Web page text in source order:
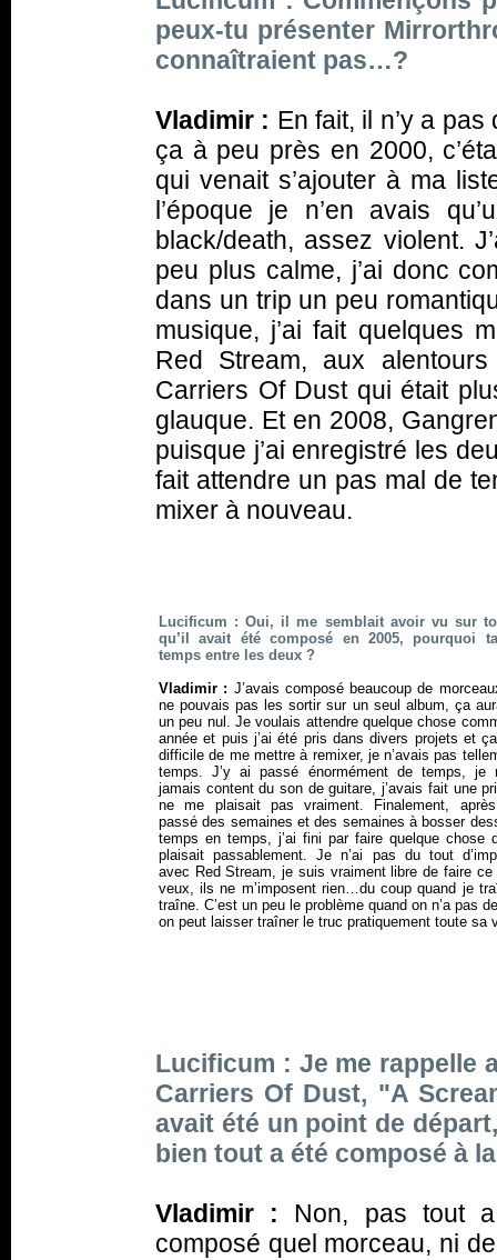
peux-tu présenter
connaîtraient pas…?
Vladimir : En fait, il n’y a
ça à peu près en 2000,
qui venait s’ajouter à ma
l’époque je n’en avais
black/death, assez violent.
peu plus calme, j’ai donc
dans un trip un peu
musique, j’ai fait quelques
Red Stream, aux
Carriers Of Dustqui était
glauque. Et en 2008,
puisque j’ai enregistré les
fait attendre un pas mal de
mixer à nouveau.
Lucificum : Oui, il me semblait avoir vu sur
qu’il avait été composé en 2005, pourquoi
temps entre les deux ?
Vladimir : J’avais composé beaucoup de
ne pouvais pas les sortir sur un seul album, ça
un peu nul. Je voulais attendre quelque chose
année et puis j’ai été pris dans divers projets et
difficile de me mettre à remixer, je n’avais pas
temps. J’y ai passé énormément de temps, je
jamais content du son de guitare, j’avais fait une
ne me plaisait pas vraiment. Finalement,
passé des semaines et des semaines à bosser
temps en temps, j’ai fini par faire quelque chose
plaisait passablement. Je n’ai pas du tout
avec Red Stream, je suis vraiment libre de faire ce
veux, ils ne m’imposent rien…du coup quand je
traîne. C’est un peu le problème quand on n’a pas
on peut laisser traîner le truc pratiquement toute sa
Lucificum : Je me rappelle
Carriers Of Dust, "A
avait été un point de
bien tout a été composé à
Vladimir : Non, pas tout
composé quel morceau, ni